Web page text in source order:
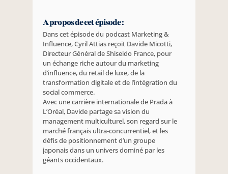
Dans cet épisode du podcast Marketing &
Influence, Cyril Attias reçoit Davide Micotti,
Directeur Général de Shiseido France, pour
un échange riche autour du marketing
d’influence, du retail de luxe, de la
transformation digitale et de l’intégration du
social commerce.
Avec une carrière internationale de Prada à
L’Oréal, Davide partage sa vision du
management multiculturel, son regard sur le
marché français ultra-concurrentiel, et les
défis de positionnement d’un groupe
japonais dans un univers dominé par les
géants occidentaux.
A propos de cet épisode :